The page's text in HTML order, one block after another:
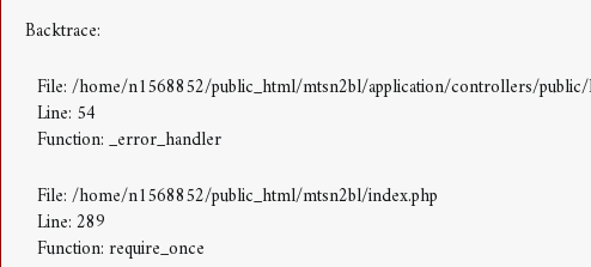
Backtrace:
File: /home/n1568852/public_html/mtsn2bl/application/controllers/public/
Line: 54
Function: _error_handler
File: /home/n1568852/public_html/mtsn2bl/index.php
Line: 289
Function: require_once